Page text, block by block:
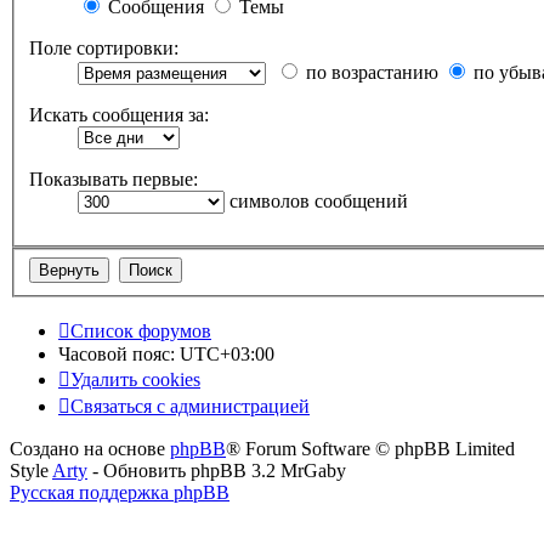
Сообщения
Темы
Поле сортировки:
по возрастанию
по
Искать сообщения за:
Показывать первые:
символов сообщений
Список форумов
Часовой пояс: UTC+03:00
Удалить cookies
Связаться с администрацией
Создано на основе phpBB® Forum Software © phpBB Limited
Style Arty - Обновить phpBB 3.2 MrGaby
Русская поддержка phpBB